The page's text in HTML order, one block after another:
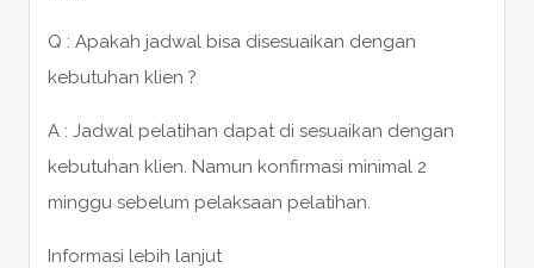
Q : Apakah jadwal bisa disesuaikan dengan
kebutuhan klien ?
A : Jadwal pelatihan dapat di sesuaikan dengan
kebutuhan klien. Namun konfirmasi minimal 2
minggu sebelum pelaksaan pelatihan.
Informasi lebih lanjut